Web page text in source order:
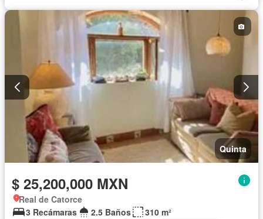
Quinta
$ 25,200,000 MXN
Real de Catorce
3 Recámaras
2.5 Baños
310 m²